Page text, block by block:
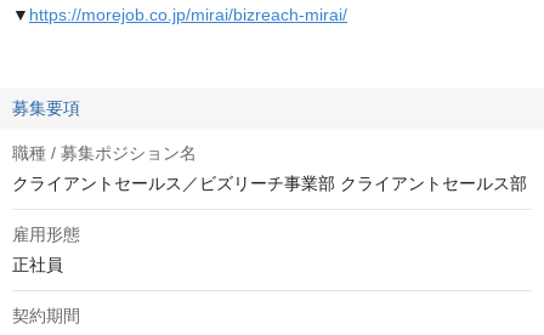
▼ https://morejob.co.jp/mirai/bizreach-mirai/
募集要項
職種 / 募集ポジション名
クライアントセールス／ビズリーチ事業部 クライアントセールス部
雇用形態
正社員
契約期間